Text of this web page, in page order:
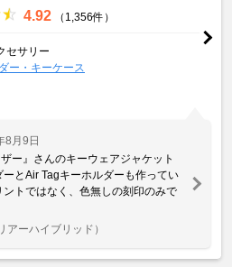
4.92 （1,356件）
セサリー
ー・キーケース
8月9日
ー』さんのキーウェアジャケット
とAir Tagキーホルダーも作ってい
トではなく、色無しの刻印のみで
アーハイブリッド）